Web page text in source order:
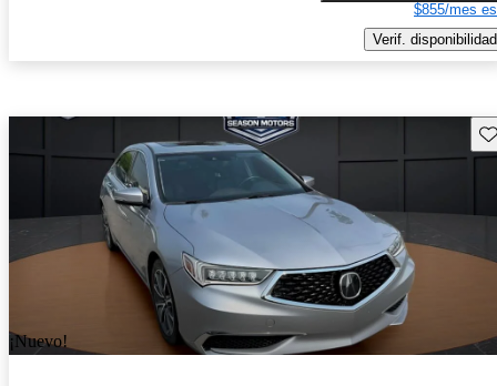
$855/mes
Verif. disponibilidad
¡Nuevo!